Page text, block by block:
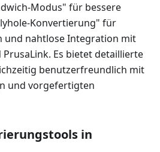
Modus" für bessere
Konvertierung" für
und nahtlose Integration mit
Es bietet detaillierte
benutzerfreundlich mit
und vorgefertigten
in